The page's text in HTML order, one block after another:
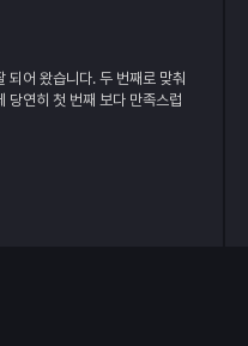
부에 완충재가 꼼꼼하게 들어
파손 걱정이 전혀 없었고, 외부
있어 받는 순간부터 신뢰가
자 부팅 속도가 정말 빠르고, 초
다른 어려움 없이 바로 사용할
깔끔하게 되어 있어 조립 퀄리
껴졌습니다. 저는 게임과 문서
물론 간단한 캐드 작업까지
프로그램을 동시에 실행해
되어 왔습니다. 두 번째로 맞춰
당연히 첫 번째 보다 만족스럽